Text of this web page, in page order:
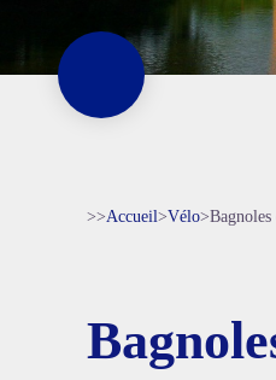
>>Accueil>Vélo>